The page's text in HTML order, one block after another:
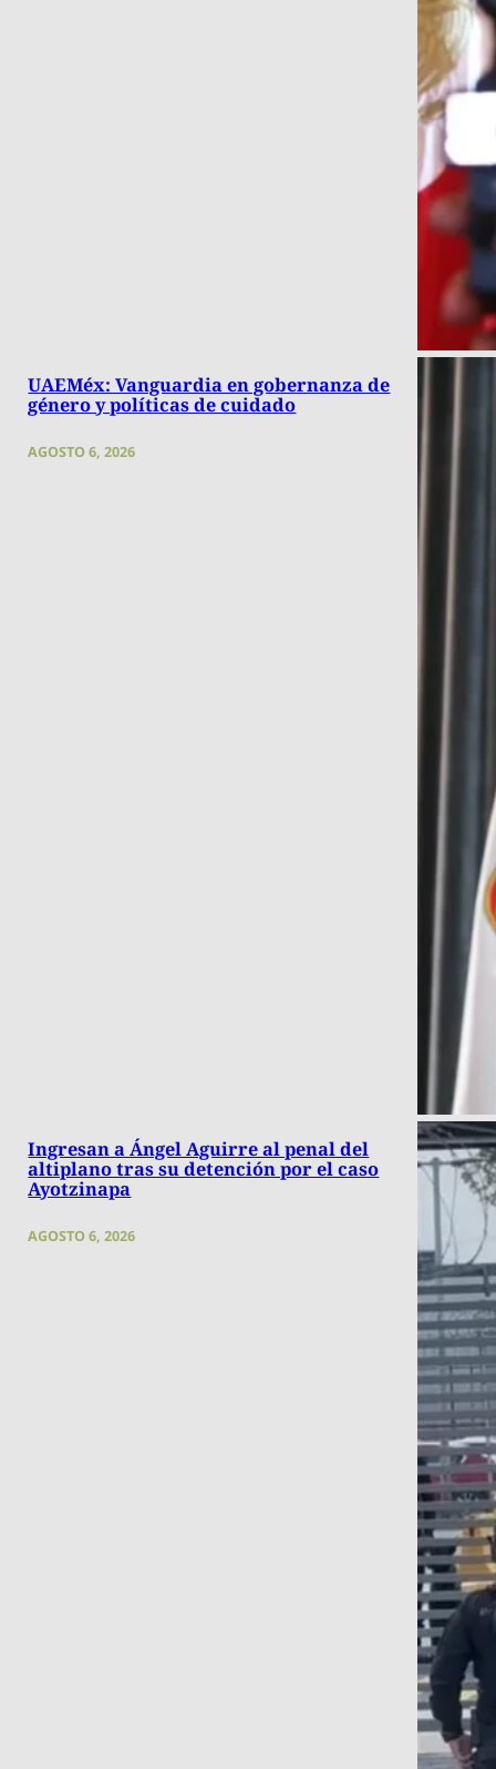
UAEMéx: Vanguardia en gobernanza de
género y políticas de cuidado
AGOSTO 6, 2026
Ingresan a Ángel Aguirre al penal del
altiplano tras su detención por el caso
Ayotzinapa
AGOSTO 6, 2026